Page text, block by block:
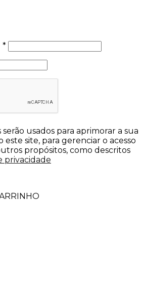
*
serão usados para aprimorar a sua
site, para gerenciar o acesso
propósitos, como descritos
privacidade